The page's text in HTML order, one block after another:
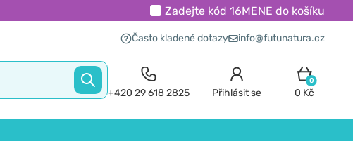
Zadejte kód 16MENE do košíku
Často kladené dotazy info@futunatura.cz
+420 29 618 2825 Přihlásit se
0
0 Kč